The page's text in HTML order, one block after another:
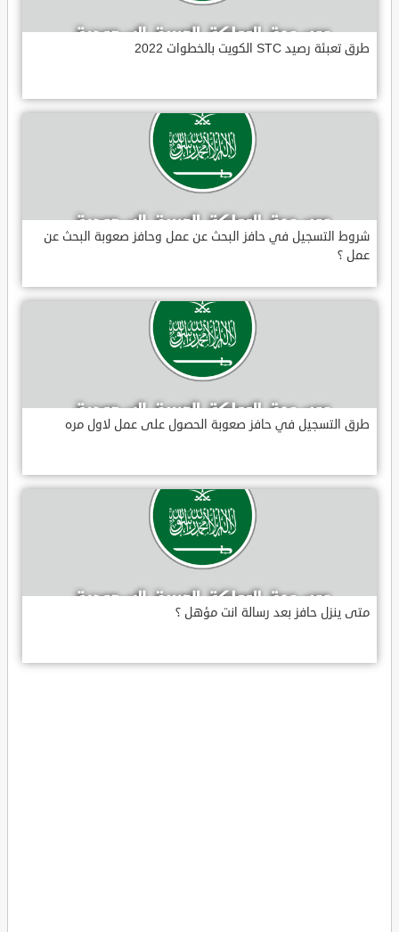
طرق تعبئة رصيد STC الكويت بالخطوات 2022
شروط التسجيل في حافز البحث عن عمل وحافز صعوبة البحث عن
عمل ؟
طرق التسجيل في حافز صعوبة الحصول على عمل لاول مره
متى ينزل حافز بعد رسالة انت مؤهل ؟